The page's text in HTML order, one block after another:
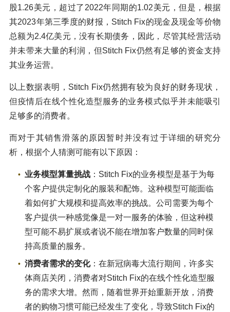
股1.26美元，超过了2022年同期的1.02美元，但是，根据
其2023年第三季度的财报，Stitch Fix的现金及现金等价物
总额为2.4亿美元，没有长期债务，因此，尽管其经营活动
并未带来大量的利润，但Stitch Fix仍然有足够的资金支持
其业务运营。
以上数据表明，Stitch Fix仍然拥有较为良好的财务现状，
但疫情后在线个性化造型服务的业务模式似乎并未能吸引
足够多的消费者。
而对于其销售滑落的原因暂时并没有过于详细的研究分
析，根据个人猜测可能有以下原因：
业务模型算量挑战 ：Stitch Fix的业务模型是基于为每
个客户提供定制化的服装和配饰。这种模型可能面临
着如何扩大规模和提高效率的挑战。公司需要为每个
客户提供一种感觉像是一对一服务的体验，但这种模
型可能不易扩展或者说不能在增加客户数量的同时保
持高质量的服务。
消费者需求的变化：在新冠病毒大流行期间，许多实
体商店关闭，消费者对Stitch Fix的在线个性化造型服
务的需求大增。然而，随着世界开始重新开放，消费
者的购物习惯可能已经发生了变化，导致Stitch Fix的